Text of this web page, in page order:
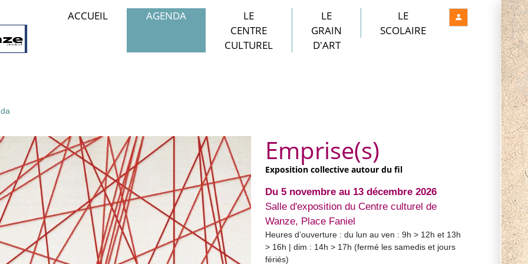
ACCUEIL AGENDA
LE
CENTRE
CULTUREL
LE
GRAIN
D'ART
LE
SCOLAIRE
Emprise(s)
Exposition collective autour du fil
Du 5 novembre au 13 décembre 2026
Salle d'exposition du Centre culturel de
Wanze, Place Faniel
Heures d’ouverture : du lun au ven : 9h > 12h et 13h
> 16h | dim : 14h > 17h (fermé les samedis et jours
fériés)